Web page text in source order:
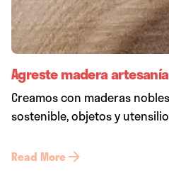
Agreste madera artesanía
Creamos con maderas
sostenible, objetos y
Read More